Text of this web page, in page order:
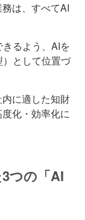
は、すべてAI
るよう、AIを
として位置づ
に適した知財
化・効率化に
つの「AI